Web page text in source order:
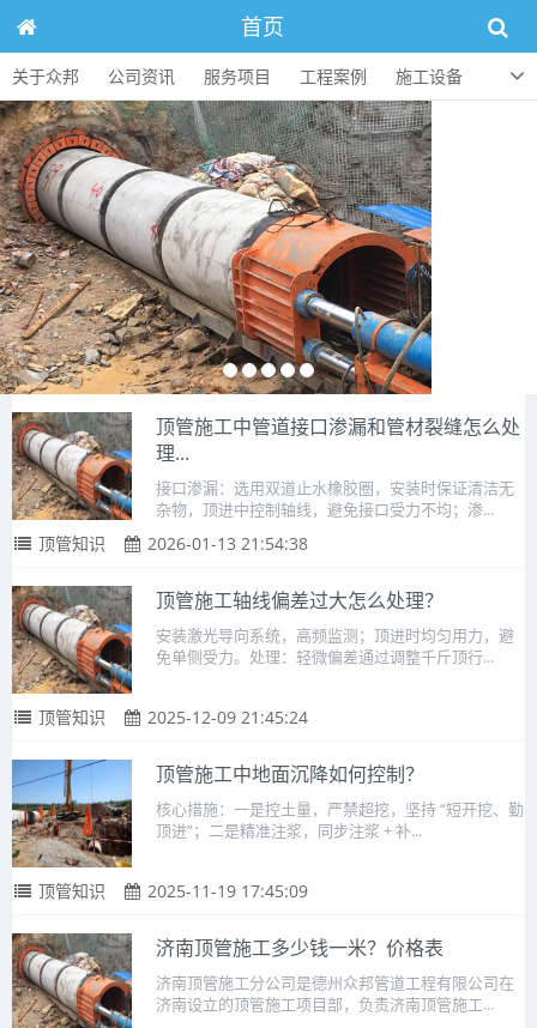
首页
关于众邦 公司资讯 服务项目 工程案例
施工设备
人才招聘
顶管知识 联系方式
顶管施工中管道接口渗漏和管材裂缝怎么处
理...
接口渗漏：选用双道止水橡胶圈，安装时保证清洁无
杂物，顶进中控制轴线，避免接口受力不均；渗...
顶管知识 2026-01-13 21:54:38
顶管施工轴线偏差过大怎么处理？
安装激光导向系统，高频监测；顶进时均匀用力，避
免单侧受力。处理：轻微偏差通过调整千斤顶行...
顶管知识 2025-12-09 21:45:24
顶管施工中地面沉降如何控制？
核心措施：一是控土量，严禁超挖，坚持 “短开挖、勤
顶进”；二是精准注浆，同步注浆 + 补...
顶管知识 2025-11-19 17:45:09
济南顶管施工多少钱一米？价格表
济南顶管施工分公司是德州众邦管道工程有限公司在
济南设立的顶管施工项目部，负责济南顶管施工...